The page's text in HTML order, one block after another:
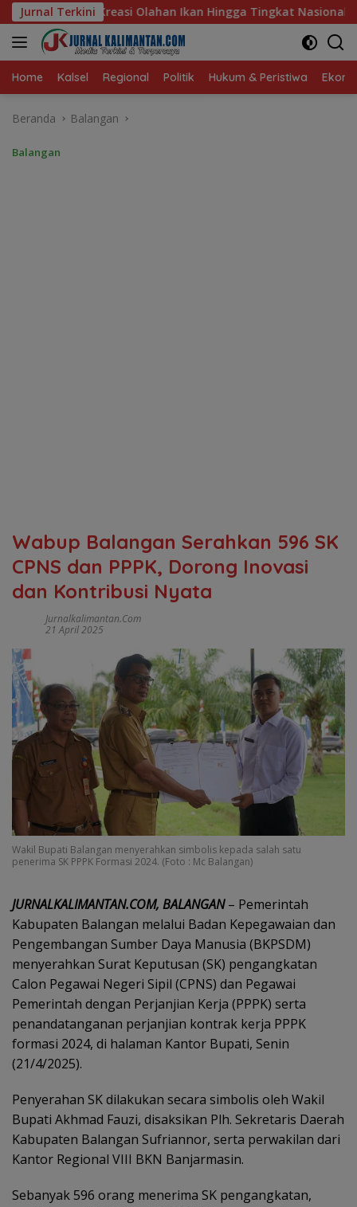
Langsung
ke
konten
Jurnal Terkini
Hingga Tingkat Nasional Pada Lomba Masak Serba Ikan
Home Kalsel Regional Politik Hukum & Peristiwa
Beranda Balangan
Balangan
Wabup Balangan Serahkan 596 SK
CPNS dan PPPK, Dorong Inovasi
dan Kontribusi Nyata
Jurnalkalimantan.com
21 April 2025
Wakil Bupati Balangan menyerahkan simbolis kepada salah satu
penerima SK PPPK Formasi 2024. (Foto : Mc Balangan)
JURNALKALIMANTAN.COM, BALANGAN– Pemerintah
Kabupaten Balangan melalui Badan Kepegawaian dan
Pengembangan Sumber Daya Manusia (BKPSDM)
menyerahkan Surat Keputusan (SK) pengangkatan
Calon Pegawai Negeri Sipil (CPNS) dan Pegawai
Pemerintah dengan Perjanjian Kerja (PPPK) serta
penandatanganan perjanjian kontrak kerja PPPK
formasi 2024, di halaman Kantor Bupati, Senin
(21/4/2025).
Penyerahan SK dilakukan secara simbolis oleh Wakil
Bupati Akhmad Fauzi, disaksikan Plh. Sekretaris Daerah
Kabupaten Balangan Sufriannor, serta perwakilan dari
Kantor Regional VIII BKN Banjarmasin.
Sebanyak 596 orang menerima SK pengangkatan,